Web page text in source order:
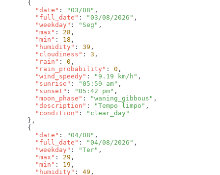
        "date"
: "03/08"
        "full_date"
: "03/08/2026"
        "weekday"
: "Seg"
        "max"
: 28
        "min"
: 18
        "humidity"
: 39
        "cloudiness"
: 3
        "rain"
: 0
        "rain_probability"
: 0
        "wind_speedy"
: "9.19 km/h"
        "sunrise"
: "05:59 am"
        "sunset"
: "05:42 pm"
        "moon_phase"
: "waning_gibbous"
        "description"
: "Tempo limpo"
        "condition"
:
        "date"
: "04/08"
        "full_date"
: "04/08/2026"
        "weekday"
: "Ter"
        "max"
: 29
        "min"
: 19
        "humidity"
: 49